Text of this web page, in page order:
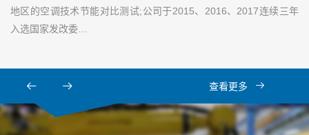
地区的空调技术节能对比测试;公司于2015、2016、2017连续三年
入选国家发改委…
查看更多